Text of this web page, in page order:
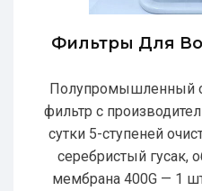
Фильтры Для
Полупромышленный
фильтр с
сутки 5-ступеней
серебристый гусак,
мембрана 400G — 1